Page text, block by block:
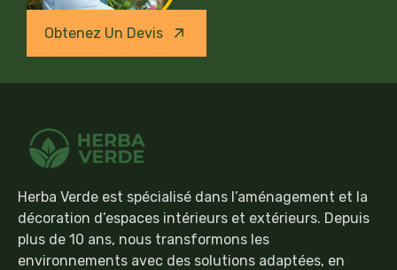
Obtenez Un Devis
Herba Verde est spécialisé dans l’aménagement et la
décoration d’espaces intérieurs et extérieurs. Depuis
plus de 10 ans, nous transformons les
environnements avec des solutions adaptées, en